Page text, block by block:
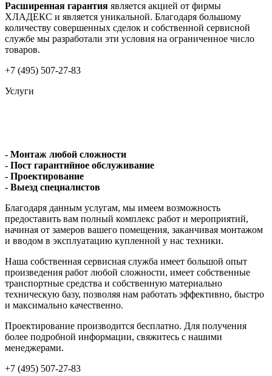
Расширенная гарантия является акцией от фирмы
ХЛАДЕКС и является уникальной. Благодаря большому
количеству совершенных сделок и собственной сервисной
службе мы разработали эти условия на ограниченное число
товаров.
+7 (495) 507-27-83
Услуги
- Монтаж любой сложности
- Пост гарантийное обслуживание
- Проектирование
- Выезд специалистов
Благодаря данным услугам, мы имеем возможность
предоставить вам полный комплекс работ и мероприятий,
начиная от замеров вашего помещения, заканчивая монтажом
и вводом в эксплуатацию купленной у нас техники.
Наша собственная сервисная служба имеет большой опыт
произведения работ любой сложности, имеет собственные
транспортные средства и собственную материально
техническую базу, позволяя нам работать эффективно, быстро
и максимально качественно.
Проектирование производится бесплатно. Для получения
более подробной информации, свяжитесь с нашими
менеджерами.
+7 (495) 507-27-83